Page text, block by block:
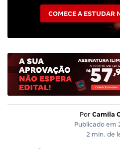
COMECE A ESTUDAR
Por Camila
Publicado em
2 min. de